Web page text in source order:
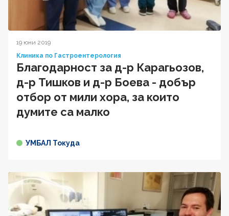
19 юни 2019
Клиника по Гастроентерология
Благодарност за д-р Карагьозов,
д-р Тишков и д-р Боева - добър
отбор от мили хора, за които
думите са малко
УМБАЛ Токуда